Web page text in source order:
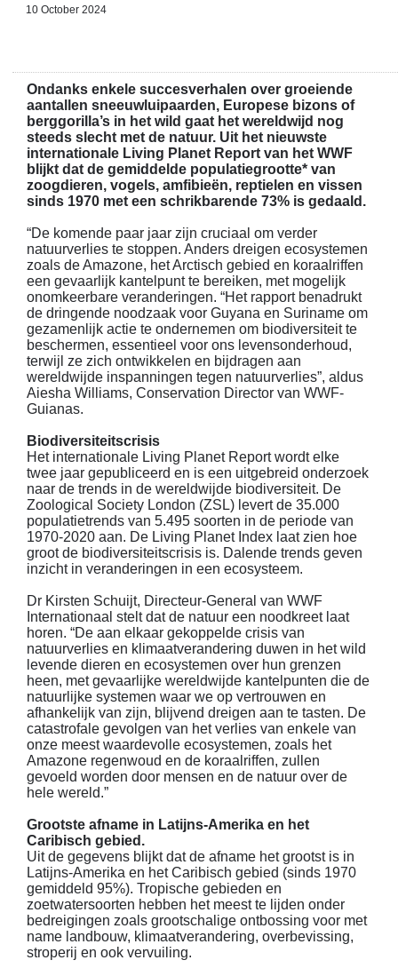
10 October 2024
Ondanks enkele succesverhalen over groeiende
aantallen sneeuwluipaarden, Europese bizons of
berggorilla’s in het wild gaat het wereldwijd nog
steeds slecht met de natuur. Uit het nieuwste
internationale Living Planet Report van het WWF
blijkt dat de gemiddelde populatiegrootte* van
zoogdieren, vogels, amfibieën, reptielen en vissen
sinds 1970 met een schrikbarende 73% is gedaald.
“De komende paar jaar zijn cruciaal om verder
natuurverlies te stoppen. Anders dreigen ecosystemen
zoals de Amazone, het Arctisch gebied en koraalriffen
een gevaarlijk kantelpunt te bereiken, met mogelijk
onomkeerbare veranderingen. “Het rapport benadrukt
de dringende noodzaak voor Guyana en Suriname om
gezamenlijk actie te ondernemen om biodiversiteit te
beschermen, essentieel voor ons levensonderhoud,
terwijl ze zich ontwikkelen en bijdragen aan
wereldwijde inspanningen tegen natuurverlies”, aldus
Aiesha Williams, Conservation Director van WWF-
Guianas.
Biodiversiteitscrisis
Het internationale Living Planet Report wordt elke
twee jaar gepubliceerd en is een uitgebreid onderzoek
naar de trends in de wereldwijde biodiversiteit. De
Zoological Society London (ZSL) levert de 35.000
populatietrends van 5.495 soorten in de periode van
1970-2020 aan. De Living Planet Index laat zien hoe
groot de biodiversiteitscrisis is. Dalende trends geven
inzicht in veranderingen in een ecosysteem.
Dr Kirsten Schuijt, Directeur-General van WWF
Internationaal stelt dat de natuur een noodkreet laat
horen. “De aan elkaar gekoppelde crisis van
natuurverlies en klimaatverandering duwen in het wild
levende dieren en ecosystemen over hun grenzen
heen, met gevaarlijke wereldwijde kantelpunten die de
natuurlijke systemen waar we op vertrouwen en
afhankelijk van zijn, blijvend dreigen aan te tasten. De
catastrofale gevolgen van het verlies van enkele van
onze meest waardevolle ecosystemen, zoals het
Amazone regenwoud en de koraalriffen, zullen
gevoeld worden door mensen en de natuur over de
hele wereld.”
Grootste afname in Latijns-Amerika en het
Caribisch gebied.
Uit de gegevens blijkt dat de afname het grootst is in
Latijns-Amerika en het Caribisch gebied (sinds 1970
gemiddeld 95%). Tropische gebieden en
zoetwatersoorten hebben het meest te lijden onder
bedreigingen zoals grootschalige ontbossing voor met
name landbouw, klimaatverandering, overbevissing,
stroperij en ook vervuiling.